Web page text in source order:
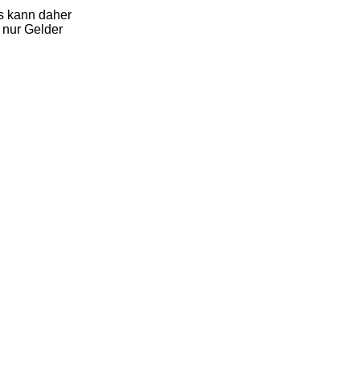
kann daher
Gelder